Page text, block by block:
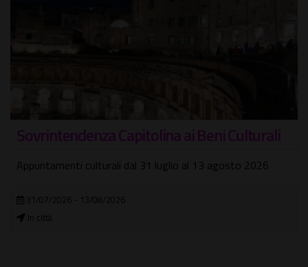
Sovrintendenza Capitolina ai Beni Culturali
Appuntamenti culturali dal 31 luglio al 13 agosto 2026
31/07/2026 - 13/08/2026
In città